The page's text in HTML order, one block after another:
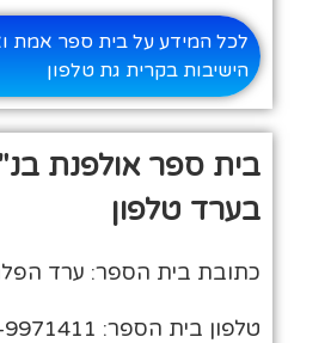
לכל המידע על בית ספר אמת
הישיבות בקרית גת טלפון
בית ספר אולפנת
בערד טלפון
כתובת בית הספר: ערד
טלפון בית הספר: 08-9971411